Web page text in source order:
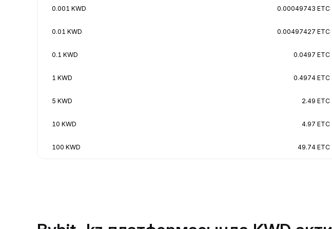
0.001 KWD 0.00049743 ETC
0.01 KWD 0.00497427 ETC
0.1 KWD 0.0497 ETC
1 KWD 0.4974 ETC
5 KWD 2.49 ETC
10 KWD 4.97 ETC
100 KWD 49.74 ETC